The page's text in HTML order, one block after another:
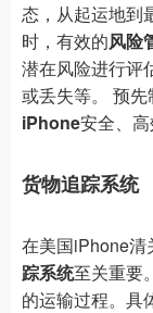
态，从起运地到
时，有效的风险
潜在风险进行评
或丢失等。 预
iPhone安全、高
货物追踪系统
在美国iPhone清
踪系统至关重要
的运输过程。具